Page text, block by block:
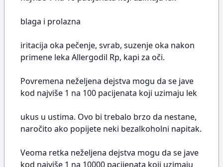
blaga i prolazna
iritacija oka pečenje, svrab, suzenje oka nakon
primene leka Allergodil Rp, kapi za oči.
Povremena neželjena dejstva mogu da se jave
kod najviše 1 na 100 pacijenata koji uzimaju lek
ukus u ustima. Ovo bi trebalo brzo da nestane,
naročito ako popijete neki bezalkoholni napitak.
Veoma retka neželjena dejstva mogu da se jave
kod najviše 1 na 10000 pacijenata koji uzimaju